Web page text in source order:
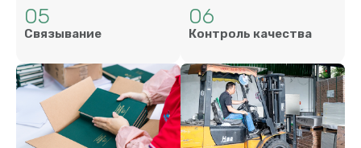
05
Связывание
06
Контроль качества